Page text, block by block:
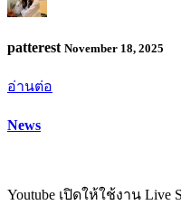
patterest November 18, 2025
อ่านต่อ
News
Youtube เปิดให้ใช้งาน